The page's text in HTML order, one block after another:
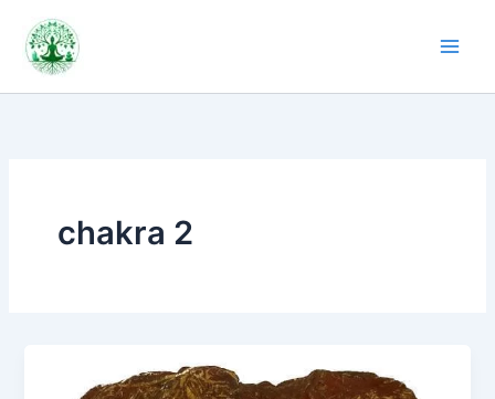
contenu
chakra 2